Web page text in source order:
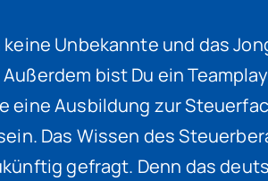
Unbekannte und das
bist Du ein
eine Ausbildung zur
Das Wissen des
gefragt. Denn das